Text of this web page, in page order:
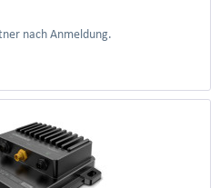
nach Anmeldung.